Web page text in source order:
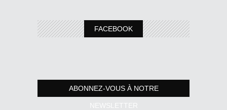
FACEBOOK
ABONNEZ-VOUS À NOTRE
NEWSLETTER